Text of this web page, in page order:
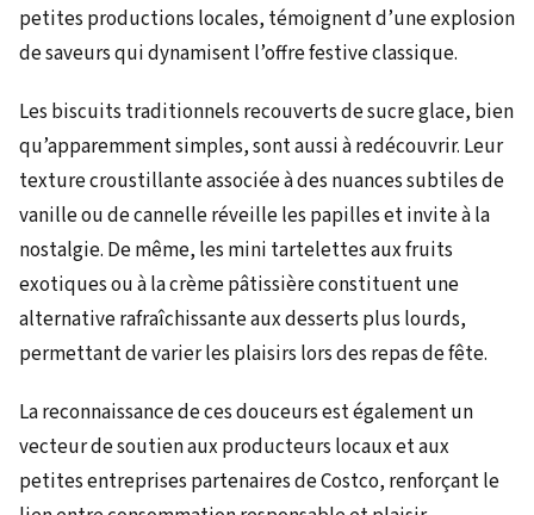
petites productions locales, témoignent d’une explosion
de saveurs qui dynamisent l’offre festive classique.
Les biscuits traditionnels recouverts de sucre glace, bien
qu’apparemment simples, sont aussi à redécouvrir. Leur
texture croustillante associée à des nuances subtiles de
vanille ou de cannelle réveille les papilles et invite à la
nostalgie. De même, les mini tartelettes aux fruits
exotiques ou à la crème pâtissière constituent une
alternative rafraîchissante aux desserts plus lourds,
permettant de varier les plaisirs lors des repas de fête.
La reconnaissance de ces douceurs est également un
vecteur de soutien aux producteurs locaux et aux
petites entreprises partenaires de Costco, renforçant le